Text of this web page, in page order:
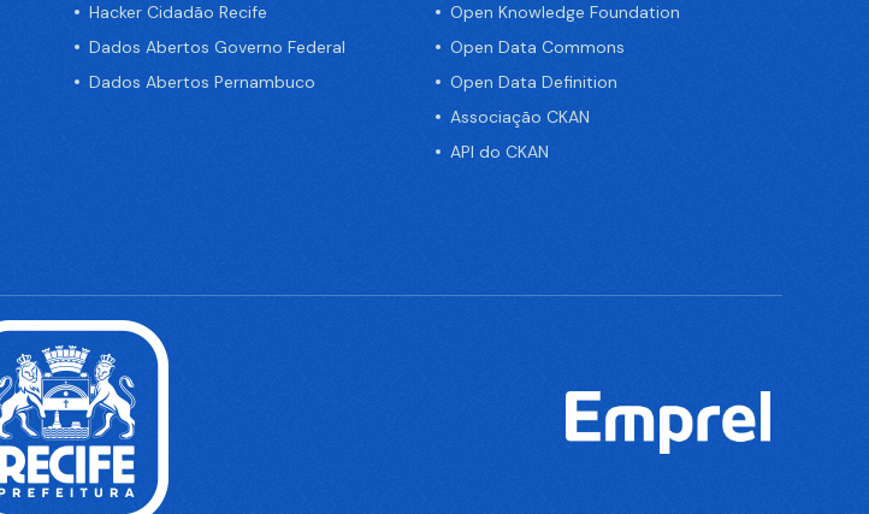
Hacker Cidadão Recife
Dados Abertos Governo Federal
Dados Abertos Pernambuco
Open Knowledge Foundation
Open Data Commons
Open Data Definition
Associação CKAN
API do CKAN